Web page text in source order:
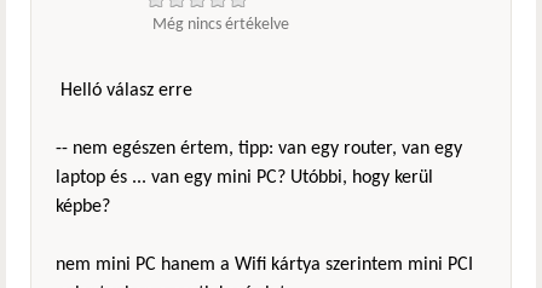
Még nincs értékelve
Helló válasz erre
-- nem egészen értem, tipp: van egy router, van egy
laptop és ... van egy mini PC? Utóbbi, hogy kerül
képbe?
nem mini PC hanem a Wifi kártya szerintem mini PCI